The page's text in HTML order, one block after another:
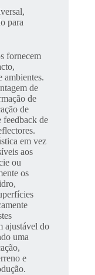
para
fornecem
ambientes.
de
de
de
feedback de
em vez
aos
ou
os
ajustável do
uma
e